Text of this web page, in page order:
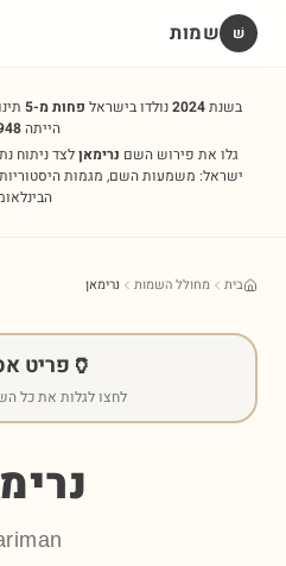
שׁ שמות
בשנת2024נולדו בישראל פחות מ-5
הייתה
גלו את פירוש השם נרימאןלצד ניתוח
ישראל: משמעות השם, מגמות היסטוריות,
בית מחולל השמות נרימאן
🏺 פריט
לחצו לגלות את כל